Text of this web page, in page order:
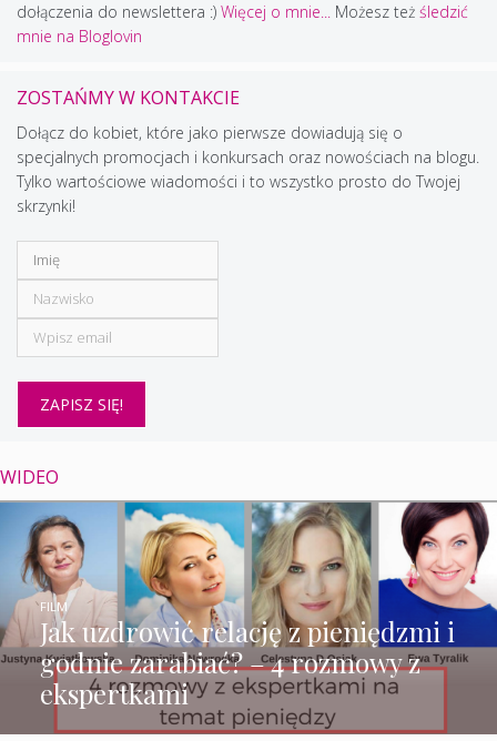
dołączenia do newslettera :) Więcej o mnie... Możesz też śledzić
mnie na Bloglovin
ZOSTAŃMY W KONTAKCIE
Dołącz do kobiet, które jako pierwsze dowiadują się o
specjalnych promocjach i konkursach oraz nowościach na blogu.
Tylko wartościowe wiadomości i to wszystko prosto do Twojej
skrzynki!
WIDEO
Jak uzdrowić relację z pieniędzmi i
godnie zarabiać? – 4 rozmowy z
ekspertkami
FILM